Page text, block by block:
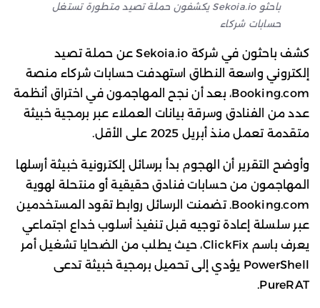
باحثو Sekoia.io يكشفون حملة تصيد متطورة تستغل
حسابات شركاء
كشف باحثون في شركة Sekoia.io عن حملة تصيد
إلكتروني واسعة النطاق استهدفت حسابات شركاء منصة
Booking.com، بعد أن نجح المهاجمون في اختراق أنظمة
عدد من الفنادق وسرقة بيانات العملاء عبر برمجية خبيثة
متقدمة تعمل منذ أبريل 2025 على الأقل.
وأوضح التقرير أن الهجوم بدأ برسائل إلكترونية خبيثة أرسلها
المهاجمون من حسابات فنادق حقيقية أو منتحلة لهوية
Booking.com. تضمنت الرسائل روابط تقود المستخدمين
عبر سلسلة إعادة توجيه قبل تنفيذ أسلوب خداع اجتماعي
يعرف باسم ClickFix، حيث يطلب من الضحايا تشغيل أمر
PowerShell يؤدي إلى تحميل برمجية خبيثة تدعى
PureRAT.